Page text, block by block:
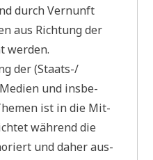
durch Ver­nunft
aus Rich­tung der
werden.
der (Staats-/
und ins­be­
ist in die Mit­
wäh­rend die
und daher aus­